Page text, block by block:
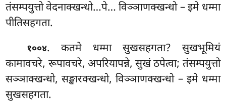
तंसम्पयुत्तो वेदनाक्खन्धो…पे… विञ्ञाणक्खन्धो – इमे धम्मा
पीतिसहगता.
१००४. कतमे धम्मा सुखसहगता? सुखभूमियं
कामावचरे, रूपावचरे, अपरियापन्ने, सुखं ठपेत्वा; तंसम्पयुत्तो
सञ्ञाक्खन्धो, सङ्खारक्खन्धो, विञ्ञाणक्खन्धो – इमे धम्मा
सुखसहगता.